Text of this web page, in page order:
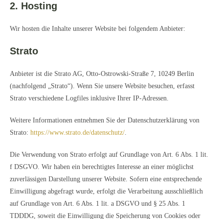
2. Hosting
Wir hosten die Inhalte unserer Website bei folgendem Anbieter:
Strato
Anbieter ist die Strato AG, Otto-Ostrowski-Straße 7, 10249 Berlin
(nachfolgend „Strato“). Wenn Sie unsere Website besuchen, erfasst
Strato verschiedene Logfiles inklusive Ihrer IP-Adressen.
Weitere Informationen entnehmen Sie der Datenschutzerklärung von
Strato: https://www.strato.de/datenschutz/.
Die Verwendung von Strato erfolgt auf Grundlage von Art. 6 Abs. 1 lit.
f DSGVO. Wir haben ein berechtigtes Interesse an einer möglichst
zuverlässigen Darstellung unserer Website. Sofern eine entsprechende
Einwilligung abgefragt wurde, erfolgt die Verarbeitung ausschließlich
auf Grundlage von Art. 6 Abs. 1 lit. a DSGVO und § 25 Abs. 1
TDDDG, soweit die Einwilligung die Speicherung von Cookies oder